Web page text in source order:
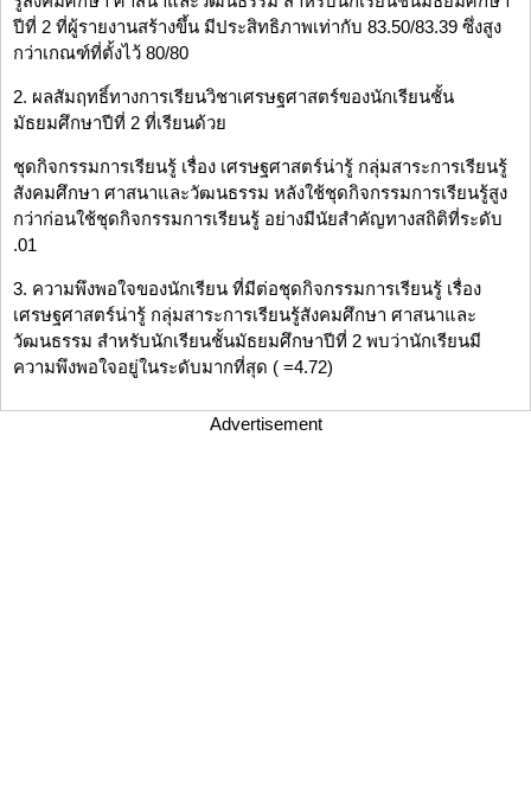
ปีที่ 2 ที่ผู้รายงานสร้างขึ้น มีประสิทธิภาพเท่ากับ 83.50/83.39 ซึ่งสูง
กว่าเกณฑ์ที่ตั้งไว้ 80/80
2. ผลสัมฤทธิ์ทางการเรียนวิชาเศรษฐศาสตร์ของนักเรียนชั้น
มัธยมศึกษาปีที่ 2 ที่เรียนด้วย
ชุดกิจกรรมการเรียนรู้ เรื่อง เศรษฐศาสตร์น่ารู้ กลุ่มสาระการเรียนรู้
สังคมศึกษา ศาสนาและวัฒนธรรม หลังใช้ชุดกิจกรรมการเรียนรู้สูง
กว่าก่อนใช้ชุดกิจกรรมการเรียนรู้ อย่างมีนัยสำคัญทางสถิติที่ระดับ
.01
3. ความพึงพอใจของนักเรียน ที่มีต่อชุดกิจกรรมการเรียนรู้ เรื่อง
เศรษฐศาสตร์น่ารู้ กลุ่มสาระการเรียนรู้สังคมศึกษา ศาสนาและ
วัฒนธรรม สำหรับนักเรียนชั้นมัธยมศึกษาปีที่ 2 พบว่านักเรียนมี
ความพึงพอใจอยู่ในระดับมากที่สุด ( =4.72)
Advertisement